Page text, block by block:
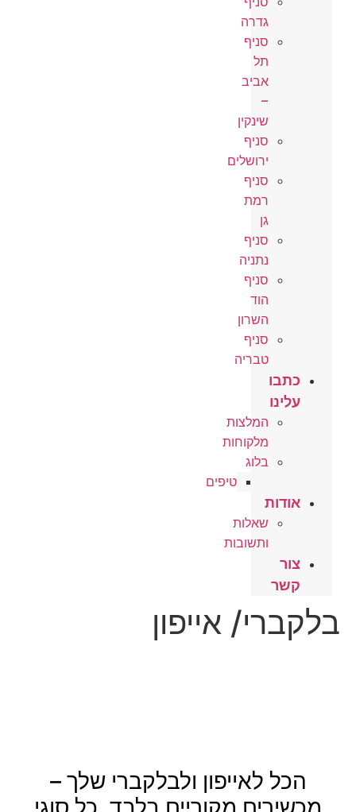
גדרה
סניף
תל
אביב
–
שינקין
סניף
ירושלים
סניף
רמת
גן
סניף
נתניה
סניף
הוד
השרון
סניף
טבריה
כתבו
עלינו
המלצות
מלקוחות
בלוג
טיפים
אודות
שאלות
ותשובות
צור
קשר
בלקברי/ אייפון
הכל לאייפון ולבלקברי שלך –